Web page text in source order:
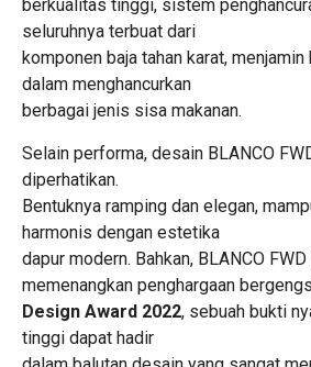
berkualitas tinggi, sistem
seluruhnya terbuat dari
komponen baja tahan karat,
dalam menghancurkan
berbagai jenis sisa makanan.
Selain performa, desain BLANCO
diperhatikan.
Bentuknya ramping dan elegan,
harmonis dengan estetika
dapur modern. Bahkan, BLANCO
memenangkan penghargaan
Design Award 2022, sebuah bukti
tinggi dapat hadir